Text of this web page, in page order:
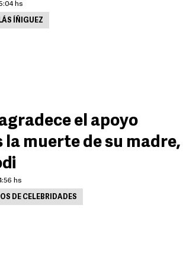
hs
ÍÑIGUEZ
el apoyo
muerte de su madre,
hs
DE CELEBRIDADES